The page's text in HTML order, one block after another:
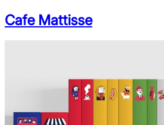
Cafe Mattisse